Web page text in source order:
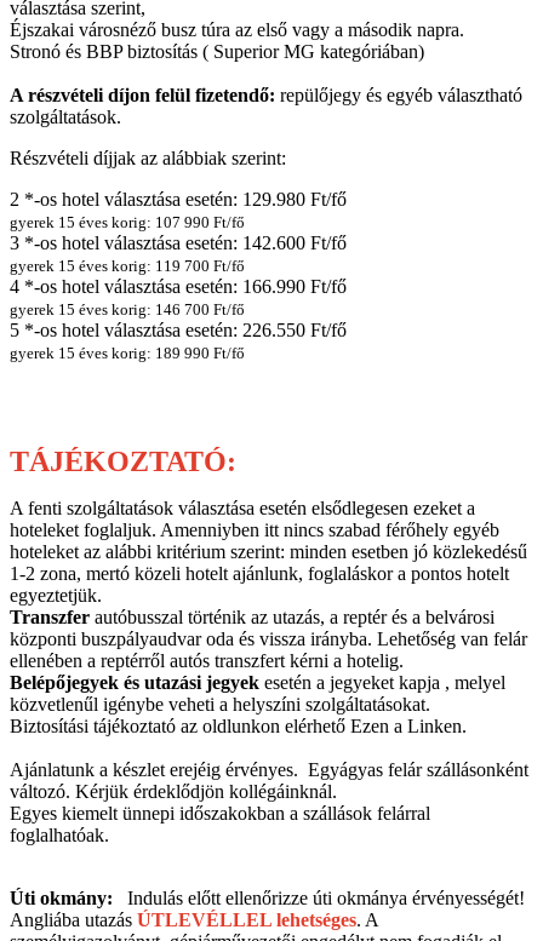
választása szerint,
Éjszakai városnéző busz túra az első vagy a második napra.
Stronó és BBP biztosítás ( Superior MG kategóriában)
A részvételi díjon felül fizetendő: repülőjegy és egyéb választható
szolgáltatások.
Részvételi díjjak az alábbiak szerint:
2 *-os hotel választása esetén: 129.980 Ft/fő
gyerek 15 éves korig: 107 990 Ft/fő
3 *-os hotel választása esetén: 142.600 Ft/fő
gyerek 15 éves korig: 119 700 Ft/fő
4 *-os hotel választása esetén: 166.990 Ft/fő
gyerek 15 éves korig: 146 700 Ft/fő
5 *-os hotel választása esetén: 226.550 Ft/fő
gyerek 15 éves korig: 189 990 Ft/fő
TÁJÉKOZTATÓ:
A fenti szolgáltatások választása esetén elsődlegesen ezeket a
hoteleket foglaljuk. Amenniyben itt nincs szabad férőhely egyéb
hoteleket az alábbi kritérium szerint: minden esetben jó közlekedésű
1-2 zona, mertó közeli hotelt ajánlunk, foglaláskor a pontos hotelt
egyeztetjük.
Transzfer autóbusszal történik az utazás, a reptér és a belvárosi
központi buszpályaudvar oda és vissza irányba. Lehetőség van felár
ellenében a reptérről autós transzfert kérni a hotelig.
Belépőjegyek és utazási jegyek esetén a jegyeket kapja , melyel
közvetlenűl igénybe veheti a helyszíni szolgáltatásokat.
Biztosítási tájékoztató az oldlunkon elérhető Ezen a Linken.
Ajánlatunk a készlet erejéig érvényes. Egyágyas felár szállásonként
változó. Kérjük érdeklődjön kollégáinknál.
Egyes kiemelt ünnepi időszakokban a szállások felárral
foglalhatóak.
Úti okmány:
Indulás előtt ellenőrizze úti okmánya érvényességét!
Angliába utazás ÚTLEVÉLLEL lehetséges. A